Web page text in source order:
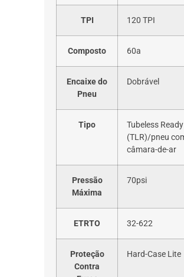
TPI 120 TPI
Composto 60a
Encaixe do
Pneu
Dobrável
Tipo
Tubeless Ready
(TLR)/pneu
câmara-de-ar
Pressão
Máxima
70psi
ETRTO 32-622
Proteção
Contra
Hard-Case Lite